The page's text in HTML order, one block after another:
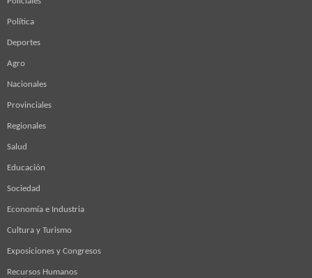
Política
Deportes
Agro
Nacionales
Provinciales
Regionales
Salud
Educación
Sociedad
Economía e Industria
Cultura y Turismo
Exposiciones y Congresos
Recursos Humanos